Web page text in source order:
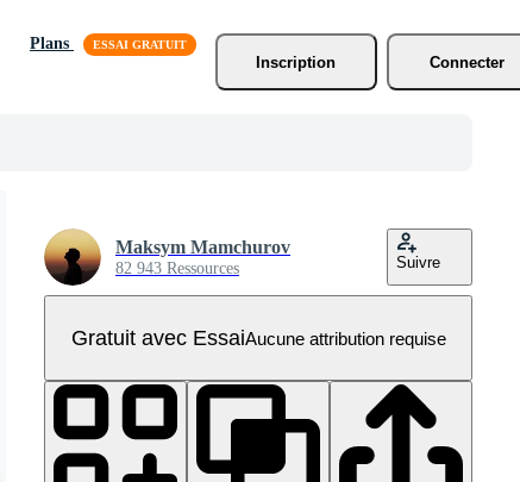
Plans
Inscription
Connecter
Maksym Mamchurov
82 943 Ressources Suivre
Gratuit avec EssaiAucune attribution requise